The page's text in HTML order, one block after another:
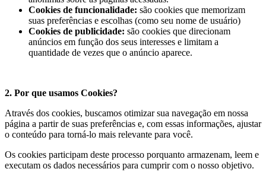
Cookies de funcionalidade: são cookies que memorizam
suas preferências e escolhas (como seu nome de usuário)
Cookies de publicidade: são cookies que direcionam
anúncios em função dos seus interesses e limitam a
quantidade de vezes que o anúncio aparece.
2. Por que usamos Cookies?
Através dos cookies, buscamos otimizar sua navegação em nossa
página a partir de suas preferências e, com essas informações, ajustar
o conteúdo para torná-lo mais relevante para você.
Os cookies participam deste processo porquanto armazenam, leem e
executam os dados necessários para cumprir com o nosso objetivo.